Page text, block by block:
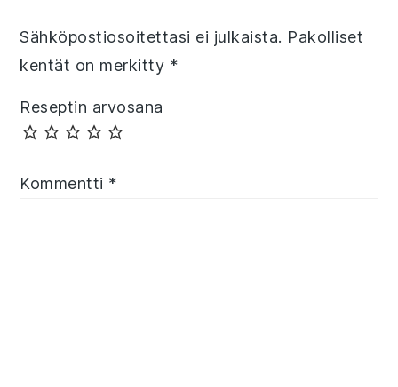
Sähköpostiosoitettasi ei julkaista. Pakolliset
kentät on merkitty *
Reseptin arvosana
Kommentti *